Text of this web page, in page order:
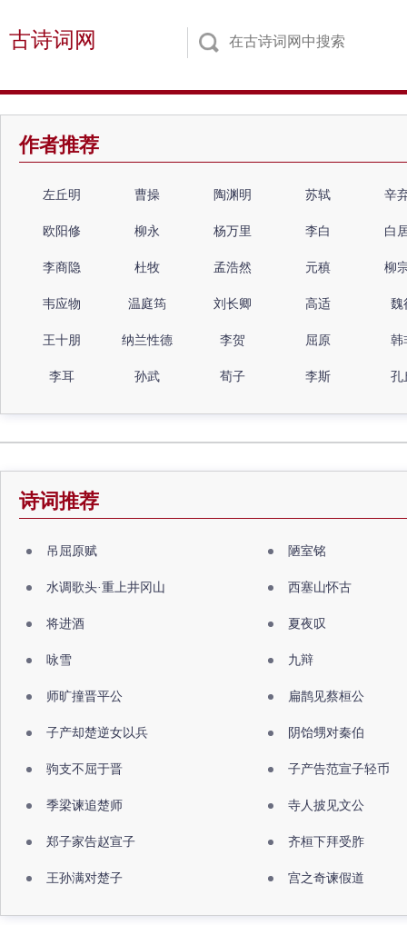
古诗词网
作者推荐
左丘明 曹操 陶渊明 苏轼 辛
欧阳修 柳永 杨万里 李白 白
李商隐 杜牧 孟浩然 元稹 柳
韦应物 温庭筠 刘长卿 高适 魏
王十朋 纳兰性德 李贺 屈原 韩
李耳 孙武 荀子 李斯 孔
诗词推荐
吊屈原赋 陋室铭
水调歌头·重上井冈山 西塞山怀古
将进酒 夏夜叹
咏雪 九辩
师旷撞晋平公 扁鹊见蔡桓公
子产却楚逆女以兵 阴饴甥对秦伯
驹支不屈于晋 子产告范宣子轻币
季梁谏追楚师 寺人披见文公
郑子家告赵宣子 齐桓下拜受胙
王孙满对楚子 宫之奇谏假道